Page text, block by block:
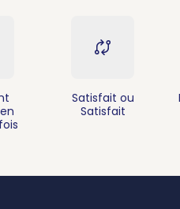
Satisfait ou
Satisfait